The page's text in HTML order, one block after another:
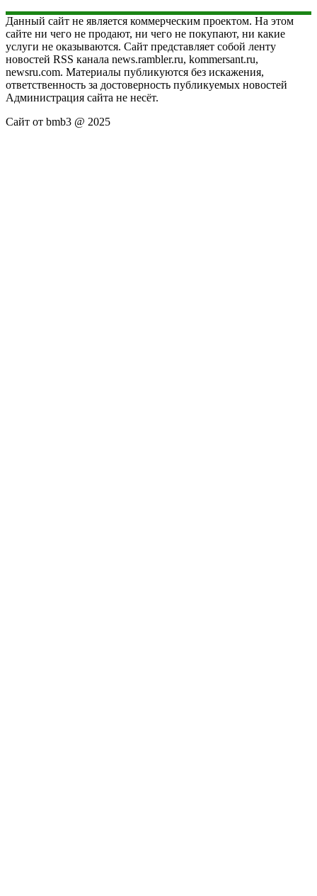
Данный сайт не является коммерческим проектом. На этом
сайте ни чего не продают, ни чего не покупают, ни какие
услуги не оказываются. Сайт представляет собой ленту
новостей RSS канала news.rambler.ru, kommersant.ru,
newsru.com. Материалы публикуются без искажения,
ответственность за достоверность публикуемых новостей
Администрация сайта не несёт.
Сайт от bmb3 @ 2025